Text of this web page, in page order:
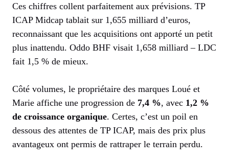
Ces chiffres collent parfaitement aux prévisions. TP
ICAP Midcap tablait sur 1,655 milliard d’euros,
reconnaissant que les acquisitions ont apporté un petit
plus inattendu. Oddo BHF visait 1,658 milliard – LDC
fait 1,5 % de mieux.
Côté volumes, le propriétaire des marques Loué et
Marie affiche une progression de 7,4 %, avec 1,2 %
de croissance organique. Certes, c’est un poil en
dessous des attentes de TP ICAP, mais des prix plus
avantageux ont permis de rattraper le terrain perdu.